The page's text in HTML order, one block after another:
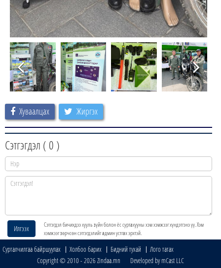
Хуваалцах Жиргэх
Сэтгэгдэл ( 0 )
Илгээх
Сэтгэгдэл бичихдээ хууль зүйн болон ёс суртахууны хэм хэмжээг хүндэтгэнэ үү. Хэм
хэмжээг зөрчсөн сэтгэгдэлийг админ устгах эрхтэй.
Сурталчилгаа байршуулах Холбоо барих Бидний тухай
Лого татах
Copyright © 2010 - 2026 Zindaa.mn Developed by mCast LLC